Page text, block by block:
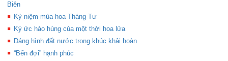
Biên
Kỷ niệm mùa hoa Tháng Tư
Ký ức hào hùng của một thời hoa lửa
Dáng hình đất nước trong khúc khải hoàn
“Bến đợi” hạnh phúc